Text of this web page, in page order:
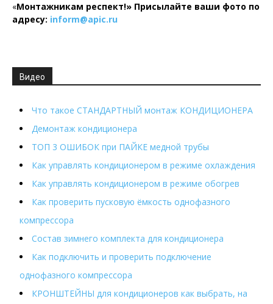
«Монтажникам респект!» Присылайте ваши фото по
адресу: inform@apic.ru
Видео
Что такое СТАНДАРТНЫЙ монтаж КОНДИЦИОНЕРА
Демонтаж кондиционера
ТОП 3 ОШИБОК при ПАЙКЕ медной трубы
Как управлять кондиционером в режиме охлаждения
Как управлять кондиционером в режиме обогрев
Как проверить пусковую ёмкость однофазного
компрессора
Состав зимнего комплекта для кондиционера
Как подключить и проверить подключение
однофазного компрессора
КРОНШТЕЙНЫ для кондиционеров как выбрать, на